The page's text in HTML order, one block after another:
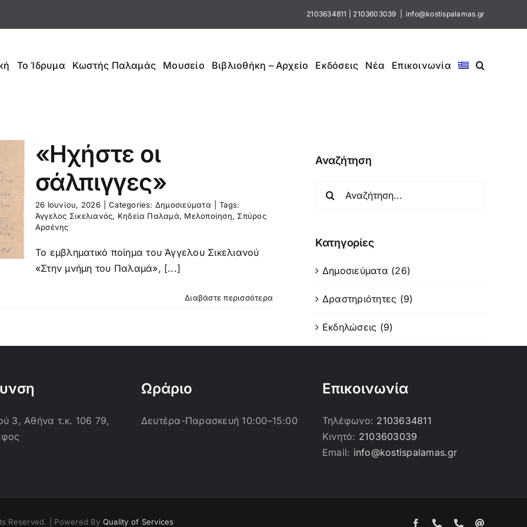
2103634811 2103603039 info@kostispalamas.gr
Το Ίδρυμα Κωστής Παλαμάς Μουσείο Βιβλιοθήκη – Αρχείο Εκδόσεις Νέα Επικοινωνία
«Ηχήστε οι
σάλπιγγες»
26 Ιουνίου, 2026 Categories: Δημοσιεύματα
Tags:
Άγγελος Σικελιανός, Κηδεία Παλαμά, Μελοποίηση, Σπύρος
Αρσένης
Το εμβληματικό ποίημα του Άγγελου Σικελιανού
«Στην μνήμη του Παλαμά», [...]
Διαβάστε περισσότερα
Αναζήτηση
Κατηγορίες
Δημοσιεύματα (26)
Δραστηριότητες (9)
Εκδηλώσεις (9)
3, Αθήνα τ.κ. 106 79,
Ωράριο
Δευτέρα-Παρασκευή 10:00–15:00
Επικοινωνία
Τηλέφωνο: 2103634811
Κινητό: 2103603039
Email: info@kostispalamas.gr
Reserved. | Powered By Quality of Services FacebookΤηλέφωνο
Τηλέφωνο